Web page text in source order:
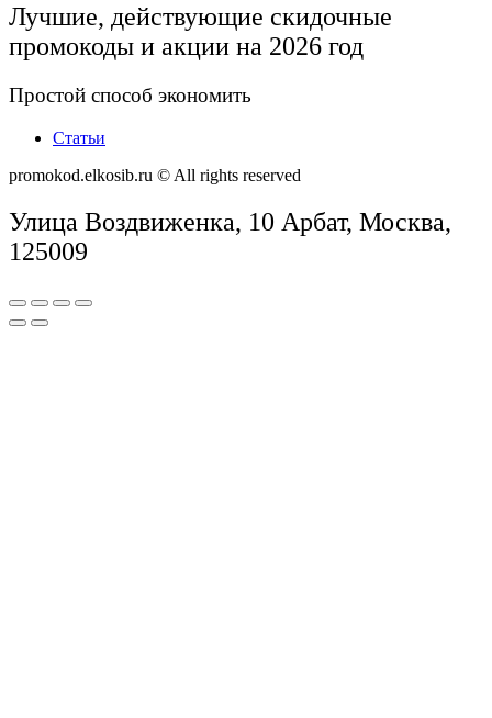
Лучшие, действующие скидочные
промокоды и акции на 2026 год
Простой способ экономить
Статьи
promokod.elkosib.ru © All rights reserved
Улица Воздвиженка, 10 Арбат, Москва,
125009